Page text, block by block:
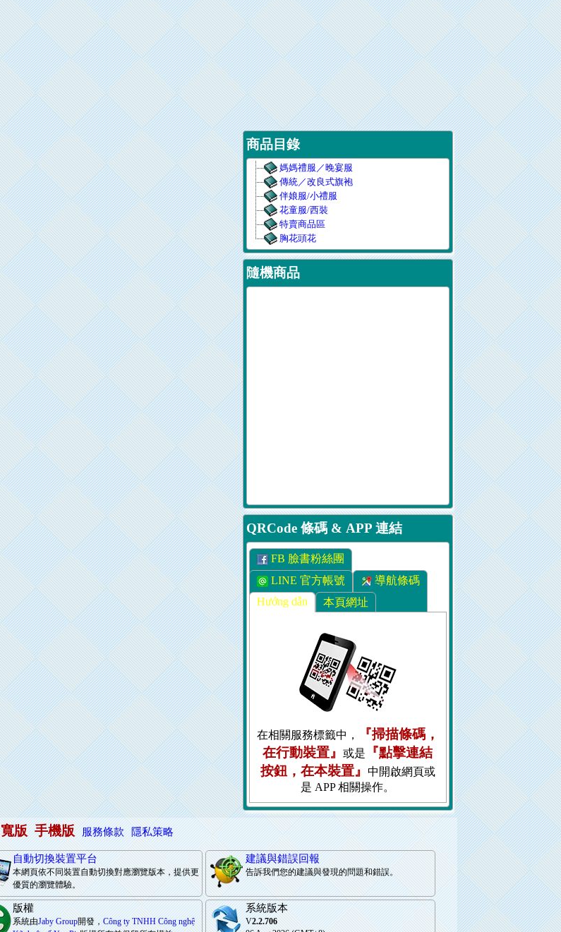
商品目錄
媽媽禮服／晚宴服
傳統／改良式旗袍
伴娘服/小禮服
花童服/西裝
特賣商品區
胸花頭花
隨機商品
QRCode 條碼 & APP 連結
Hướng dẫn 本頁網址
FB 臉書粉絲團
LINE 官方帳號
導航條碼
在相關服務標籤中，
『掃描條碼，
在行動裝置』 或是
『點擊連結
按鈕，在本裝置』 中開啟網頁或
是 APP 相關操作。
寬版 手機版 服務條款 隱私策略
自動切換裝置平台
本網頁依不同裝置自動切換對應瀏覽版本，提供更
優質的瀏覽體驗。
建議與錯誤回報
告訴我們您的建議與發現的問題和錯誤。
版權
系統由Jaby Group開發，Công ty TNHH Công nghệ
系統版本
V2.2.706